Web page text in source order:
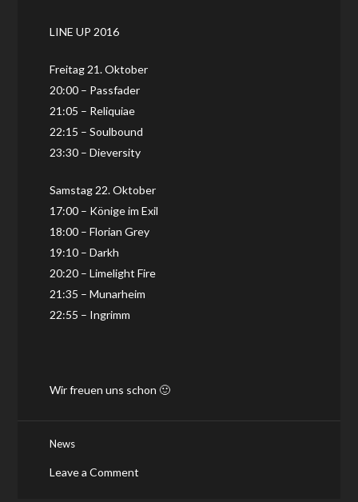
LINE UP 2016
Freitag 21. Oktober
20:00 – Passfader
21:05 – Reliquiae
22:15 – Soulbound
23:30 – Dieversity
Samstag 22. Oktober
17:00 – Könige im Exil
18:00 – Florian Grey
19:10 – Darkh
20:20 – Limelight Fire
21:35 – Munarheim
22:55 – Ingrimm
Wir freuen uns schon 🙂
News
Leave a Comment